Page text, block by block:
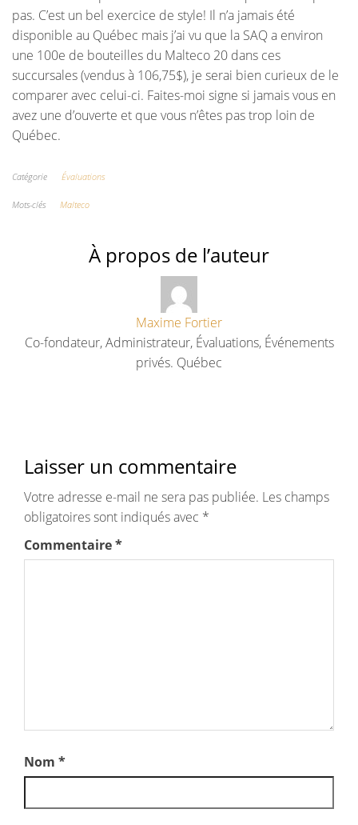
pas. C’est un bel exercice de style! Il n’a jamais été
disponible au Québec mais j’ai vu que la SAQ a environ
une 100e de bouteilles du Malteco 20 dans ces
succursales (vendus à 106,75$), je serai bien curieux de le
comparer avec celui-ci. Faites-moi signe si jamais vous en
avez une d’ouverte et que vous n’êtes pas trop loin de
Québec.
Catégorie Évaluations
Mots-clés Malteco
À propos de l’auteur
Maxime Fortier
Co-fondateur, Administrateur, Évaluations, Événements
privés. Québec
Laisser un commentaire
Votre adresse e-mail ne sera pas publiée. Les champs
obligatoires sont indiqués avec *
Commentaire*
Nom *